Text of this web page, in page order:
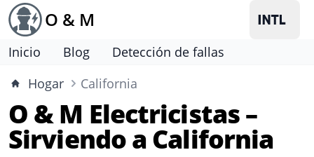
O & M
Inicio Blog
Detección de fallas
Hogar
California
O & M Electricistas –
Sirviendo a California